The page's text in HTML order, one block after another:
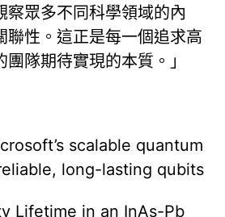
察眾多不同科學領域的內
聯性。這正是每一個追求高
隊期待實現的本質。」
scalable quantum
long-lasting qubits
Lifetime in an InAs-Pb